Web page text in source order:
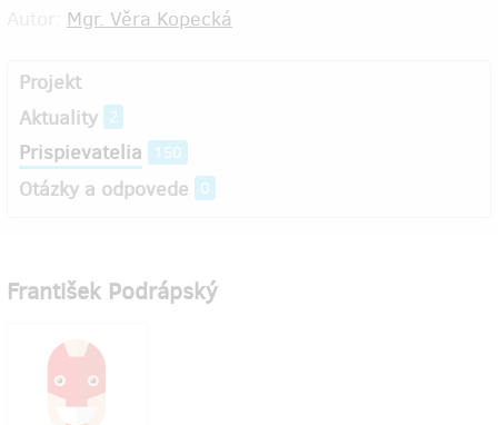
Mgr. Věra Kopecká
Projekt
Aktuality 2
Prispievatelia 150
Otázky a odpovede 0
František Podrápský